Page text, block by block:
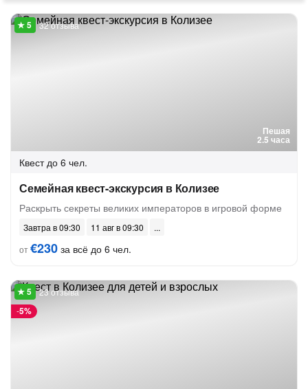
Пешая
2.5 часа
32 отзыва
Квест до 6 чел.
Семейная квест-экскурсия в Колизее
Раскрыть секреты великих императоров в игровой форме
Завтра в 09:30
11 авг в 09:30
от€230 за всё до 6 чел.
-5%
23 отзыва